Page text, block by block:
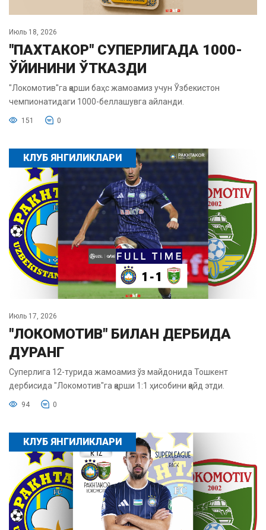
Июль 18, 2026
"ПАХТАКОР" СУПЕРЛИГАДА 1000-
ЎЙИНИНИ ЎТКАЗДИ
"Локомотив"га қарши баҳс жамоамиз учун Ўзбекистон
чемпионатидаги 1000-беллашувга айланди.
151 0
КЛУБ ЯНГИЛИКЛАРИ
Июль 17, 2026
"ЛОКОМОТИВ" БИЛАН ДЕРБИДА
ДУРАНГ
Суперлига 12-турида жамоамиз ўз майдонида Тошкент
дербисида "Локомотив"га қарши 1:1 ҳисобини қайд этди.
94 0
КЛУБ ЯНГИЛИКЛАРИ